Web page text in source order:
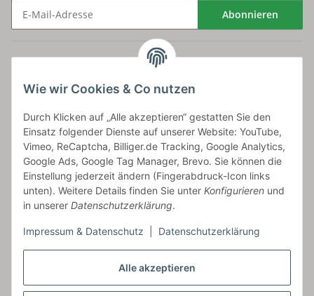
Alle akzeptieren
Wie wir Cookies & Co nutzen
Durch Klicken auf „Alle akzeptieren“ gestatten Sie den
Einsatz folgender Dienste auf unserer Website: YouTube,
Vimeo, ReCaptcha, Billiger.de Tracking, Google Analytics,
Google Ads, Google Tag Manager, Brevo. Sie können die
Einstellung jederzeit ändern (Fingerabdruck-Icon links
unten). Weitere Details finden Sie unter Konfigurieren und
in unserer Datenschutzerklärung.
Impressum & Datenschutz Datenschutzerklärung
Abonnieren
Artikelinformationen
Frieslandstr. 44 | 26446 Reepsholt
Fon 04468-9479855-0 | Fax -9